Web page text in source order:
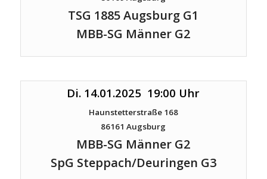
TSG 1885 Augsburg G1
MBB-SG Männer G2
Di. 14.01.2025 19:00 Uhr
Haunstetterstraße 168
86161 Augsburg
MBB-SG Männer G2
SpG Steppach/Deuringen G3